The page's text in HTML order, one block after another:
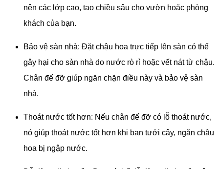
nên các lớp cao, tạo chiều sâu cho vườn hoặc phòng
khách của bạn.
Bảo vệ sàn nhà: Đặt chậu hoa trực tiếp lên sàn có thể
gây hại cho sàn nhà do nước rò rỉ hoặc vết nát từ chậu.
Chân đế đỡ giúp ngăn chặn điều này và bảo vệ sàn
nhà.
Thoát nước tốt hơn: Nếu chân đế đỡ có lỗ thoát nước,
nó giúp thoát nước tốt hơn khi bạn tưới cây, ngăn chậu
hoa bị ngập nước.